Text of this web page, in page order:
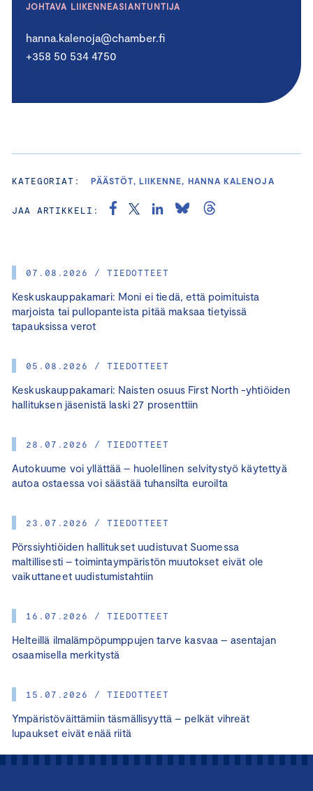
07.08.2026 / TIEDOTTEET
Keskuskauppakamari: Moni ei tiedä, että poimituista
marjoista tai pullopanteista pitää maksaa tietyissä
tapauksissa verot
05.08.2026 / TIEDOTTEET
Keskuskauppakamari: Naisten osuus First North -yhtiöiden
hallituksen jäsenistä laski 27 prosenttiin
28.07.2026 / TIEDOTTEET
Autokuume voi yllättää – huolellinen selvitystyö käytettyä
autoa ostaessa voi säästää tuhansilta euroilta
23.07.2026 / TIEDOTTEET
Pörssiyhtiöiden hallitukset uudistuvat Suomessa
maltillisesti – toimintaympäristön muutokset eivät ole
vaikuttaneet uudistumistahtiin
16.07.2026 / TIEDOTTEET
Helteillä ilmalämpöpumppujen tarve kasvaa – asentajan
osaamisella merkitystä
15.07.2026 / TIEDOTTEET
Ympäristöväittämiin täsmällisyyttä – pelkät vihreät
lupaukset eivät enää riitä
JOHTAVA LIIKENNEASIANTUNTIJA
hanna.kalenoja@chamber.fi
+358 50 534 4750
KATEGORIAT: PÄÄSTÖT, LIIKENNE, HANNA KALENOJA
JAA ARTIKKELI: